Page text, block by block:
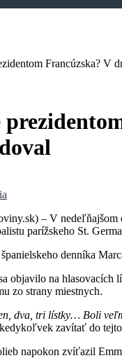
Francúzska? V
– V nedeľňajšom
parížskeho St.
denníka
objavilo na
zo strany miestnych.
dva, tri lístky… Boli
zavítať do
napokon zvíťazil